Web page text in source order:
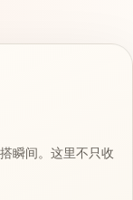
瞬间。这里不只收